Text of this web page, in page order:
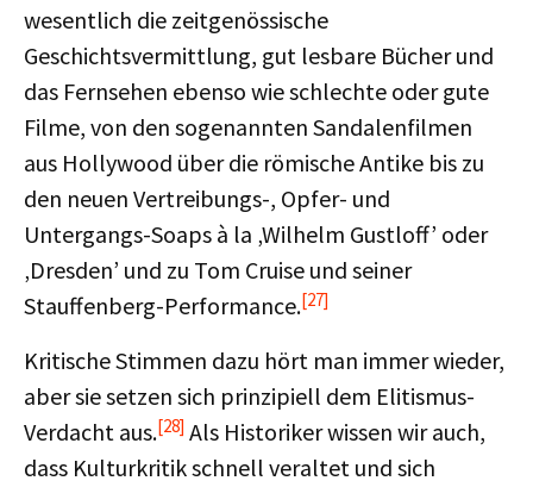
wesentlich die zeitgenössische
Geschichtsvermittlung, gut lesbare Bücher und
das Fernsehen ebenso wie schlechte oder gute
Filme, von den sogenannten Sandalenfilmen
aus Hollywood über die römische Antike bis zu
den neuen Vertreibungs-, Opfer- und
Untergangs-Soaps à la ‚Wilhelm Gustloff’ oder
‚Dresden’ und zu Tom Cruise und seiner
Stauffenberg-Performance.[27]
Kritische Stimmen dazu hört man immer wieder,
aber sie setzen sich prinzipiell dem Elitismus-
Verdacht aus.[28] Als Historiker wissen wir auch,
dass Kulturkritik schnell veraltet und sich